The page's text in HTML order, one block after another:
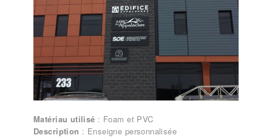
Matériau utilisé : Foam et PVC
Description : Enseigne personnalisée